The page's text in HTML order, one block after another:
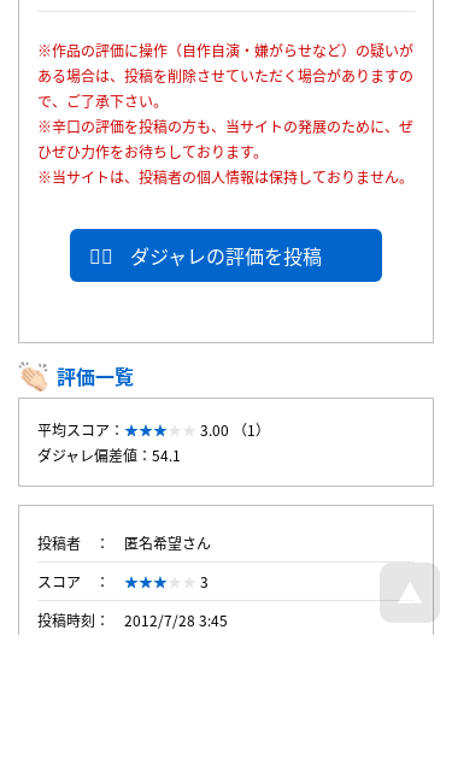
※作品の評価に操作（自作自演・嫌がらせなど）の疑いが
ある場合は、投稿を削除させていただく場合がありますの
で、ご了承下さい。
※辛口の評価を投稿の方も、当サイトの発展のために、ぜ
ひぜひ力作をお待ちしております。
※当サイトは、投稿者の個人情報は保持しておりません。
ダジャレの評価を投稿
評価一覧
平均スコア：
3.00 （1）
ダジャレ偏差値：54.1
投稿者
匿名希望さん
スコア
3
投稿時刻
2012/7/28 3:45